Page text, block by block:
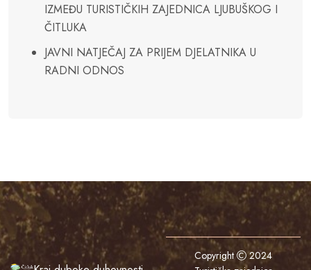
IZMEĐU TURISTIČKIH ZAJEDNICA LJUBUŠKOG I
ČITLUKA
JAVNI NATJEČAJ ZA PRIJEM DJELATNIKA U
RADNI ODNOS
Copyright
2024